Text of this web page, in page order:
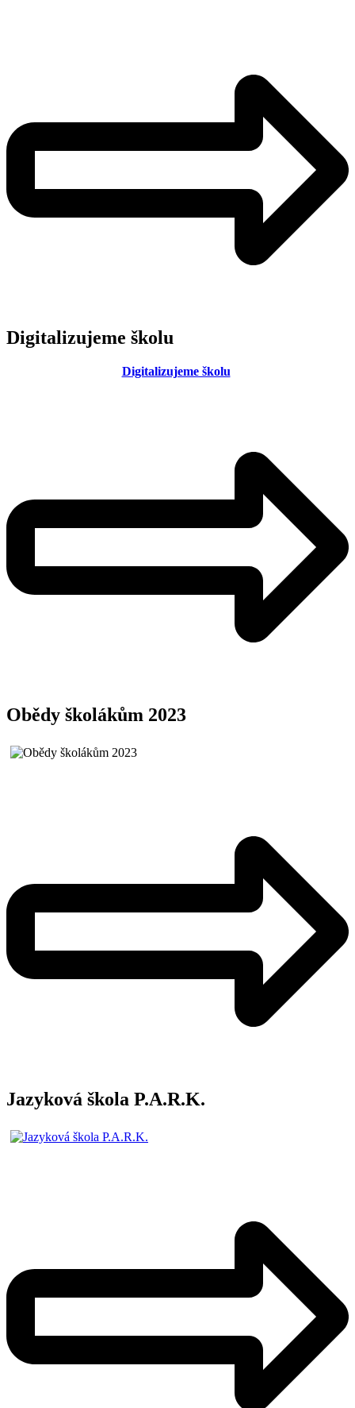
Digitalizujeme školu
Digitalizujeme školu
Obědy školákům 2023
Jazyková škola P.A.R.K.